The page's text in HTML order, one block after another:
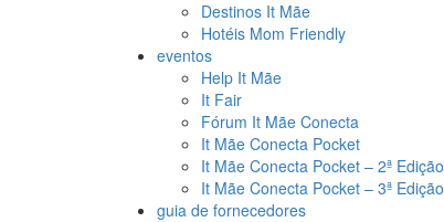
Destinos It Mãe
Hotéis Mom Friendly
eventos
Help It Mãe
It Fair
Fórum It Mãe Conecta
It Mãe Conecta Pocket
It Mãe Conecta Pocket – 2ª Edição
It Mãe Conecta Pocket – 3ª Edição
guia de fornecedores